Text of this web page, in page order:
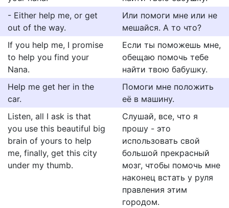
- Either help me, or get
out of the way.
Или помоги мне или не
мешайся. А то что?
If you help me, I promise
to help you find your
Nana.
Если ты поможешь мне,
обещаю помочь тебе
найти твою бабушку.
Help me get her in the
car.
Помоги мне положить
её в машину.
Listen, all I ask is that
you use this beautiful big
brain of yours to help
me, finally, get this city
under my thumb.
Слушай, все, что я
прошу - это
использовать свой
большой прекрасный
мозг, чтобы помочь мне
наконец встать у руля
правления этим
городом.